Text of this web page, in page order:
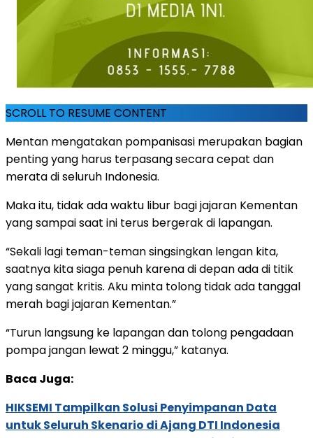
SCROLL TO RESUME CONTENT
Mentan mengatakan pompanisasi merupakan bagian
penting yang harus terpasang secara cepat dan
merata di seluruh Indonesia.
Maka itu, tidak ada waktu libur bagi jajaran Kementan
yang sampai saat ini terus bergerak di lapangan.
“Sekali lagi teman-teman singsingkan lengan kita,
saatnya kita siaga penuh karena di depan ada di titik
yang sangat kritis. Aku minta tolong tidak ada tanggal
merah bagi jajaran Kementan.”
“Turun langsung ke lapangan dan tolong pengadaan
pompa jangan lewat 2 minggu,” katanya.
Baca Juga:
HIKSEMI Tampilkan Solusi Penyimpanan Data
untuk Seluruh Skenario di Ajang DTI Indonesia